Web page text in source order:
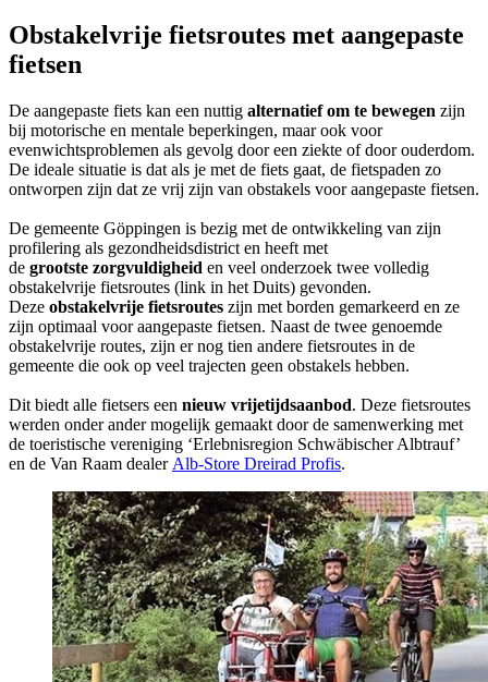
Obstakelvrije fietsroutes met aangepaste
fietsen
De aangepaste fiets kan een nuttig alternatief om te bewegen zijn
bij motorische en mentale beperkingen, maar ook voor
evenwichtsproblemen als gevolg door een ziekte of door ouderdom.
De ideale situatie is dat als je met de fiets gaat, de fietspaden zo
ontworpen zijn dat ze vrij zijn van obstakels voor aangepaste fietsen.
De gemeente Göppingen is bezig met de ontwikkeling van zijn
profilering als gezondheidsdistrict en heeft met
de grootste zorgvuldigheid en veel onderzoek twee volledig
obstakelvrije fietsroutes (link in het Duits) gevonden.
Deze obstakelvrije fietsroutes zijn met borden gemarkeerd en ze
zijn optimaal voor aangepaste fietsen. Naast de twee genoemde
obstakelvrije routes, zijn er nog tien andere fietsroutes in de
gemeente die ook op veel trajecten geen obstakels hebben.
Dit biedt alle fietsers een nieuw vrijetijdsaanbod. Deze fietsroutes
werden onder ander mogelijk gemaakt door de samenwerking met
de toeristische vereniging ‘Erlebnisregion Schwäbischer Albtrauf’
en de Van Raam dealer Alb-Store Dreirad Profis.